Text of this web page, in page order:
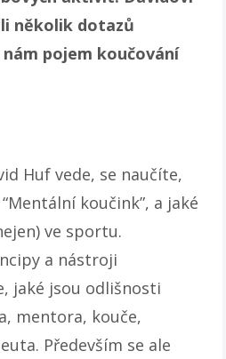
několik dotazů
pojem koučování
Huf vede, se naučíte,
koučink”, a jaké
ve sportu.
a nástroji
jaké jsou odlišnosti
mentora, kouče,
Především se ale